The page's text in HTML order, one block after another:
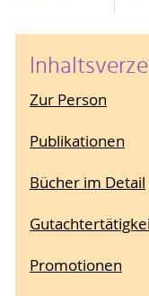
Zur Person
Publikationen
Bücher im Detail
Promotionen